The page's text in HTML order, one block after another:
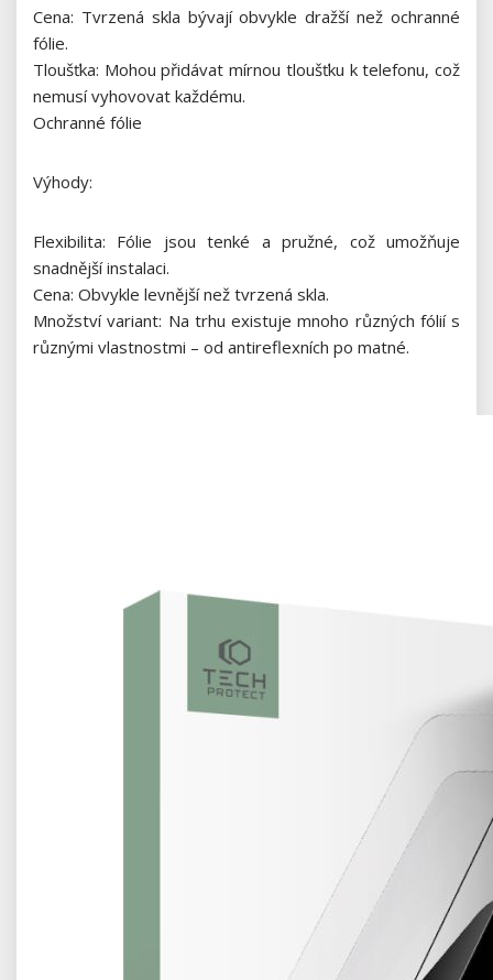
Cena: Tvrzená skla bývají obvykle dražší než ochranné
fólie.
Tloušťka: Mohou přidávat mírnou tloušťku k telefonu, což
nemusí vyhovovat každému.
Ochranné fólie
Výhody:
Flexibilita: Fólie jsou tenké a pružné, což umožňuje
snadnější instalaci.
Cena: Obvykle levnější než tvrzená skla.
Množství variant: Na trhu existuje mnoho různých fólií s
různými vlastnostmi – od antireflexních po matné.